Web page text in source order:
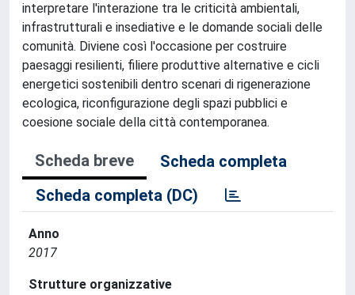
interpretare l'interazione tra le criticità ambientali,
infrastrutturali e insediative e le domande sociali delle
comunità. Diviene così l'occasione per costruire
paesaggi resilienti, filiere produttive alternative e cicli
energetici sostenibili dentro scenari di rigenerazione
ecologica, riconfigurazione degli spazi pubblici e
coesione sociale della città contemporanea.
Scheda breve
Scheda completa
Scheda completa (DC)
Anno
2017
Strutture organizzative